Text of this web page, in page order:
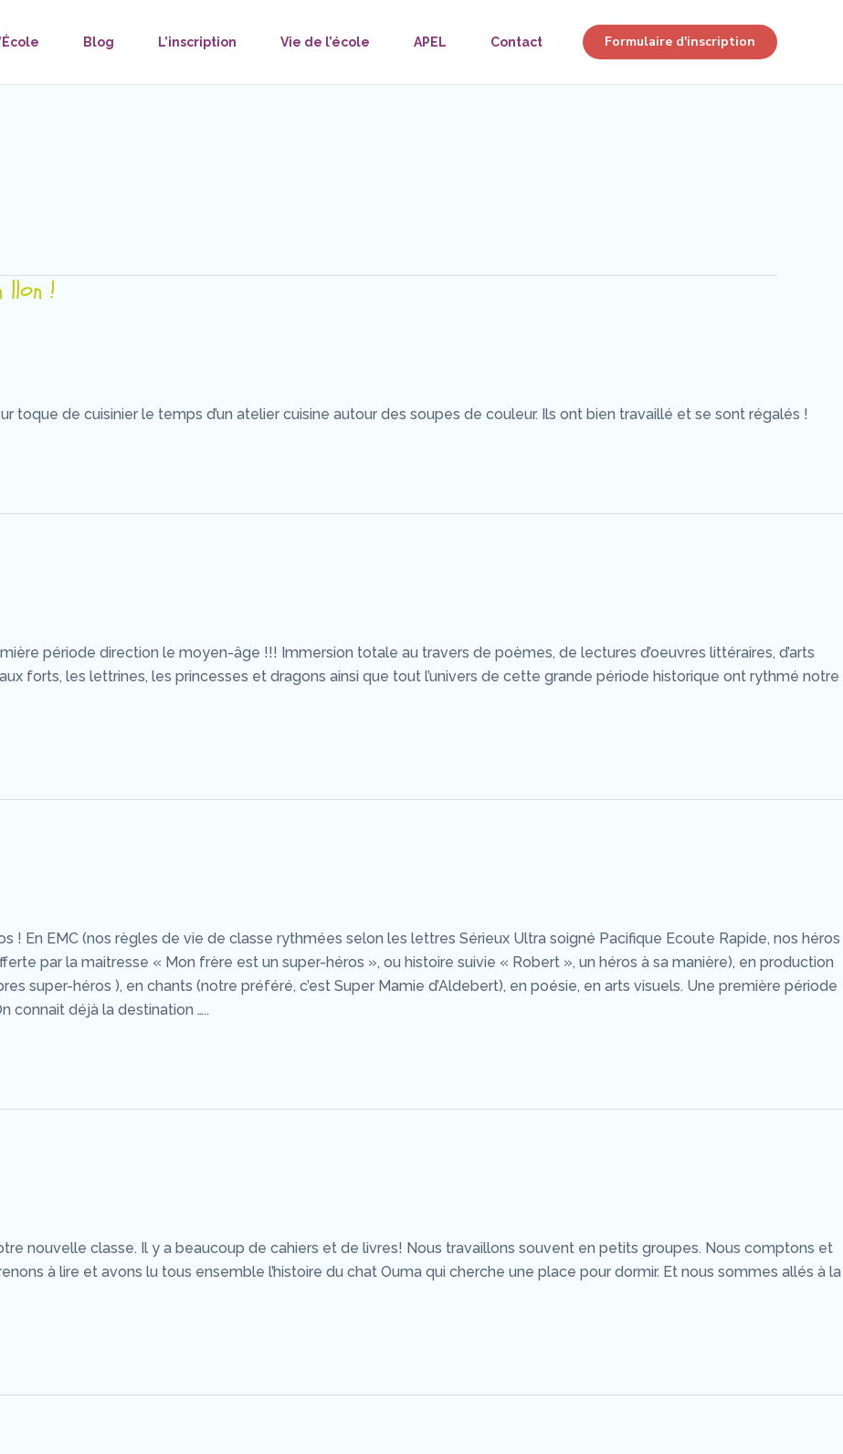
Blog L’inscription Vie de l’école APEL Contact Formulaire d'inscription
llon !
de cuisinier le temps d’un atelier cuisine autour des soupes de couleur. Ils ont bien travaillé et se sont régalés !
période direction le moyen-âge !!! Immersion totale au travers de poèmes, de lectures d’oeuvres littéraires, d’arts
forts, les lettrines, les princesses et dragons ainsi que tout l’univers de cette grande période historique ont rythmé notre
! En EMC (nos règles de vie de classe rythmées selon les lettres Sérieux Ultra soigné Pacifique Ecoute Rapide, nos héros
par la maitresse « Mon frère est un super-héros », ou histoire suivie « Robert », un héros à sa manière), en production
super-héros ), en chants (notre préféré, c’est Super Mamie d’Aldebert), en poésie, en arts visuels. Une première période
connait déjà la destination …..
nouvelle classe. Il y a beaucoup de cahiers et de livres! Nous travaillons souvent en petits groupes. Nous comptons et
à lire et avons lu tous ensemble l’histoire du chat Ouma qui cherche une place pour dormir. Et nous sommes allés à la